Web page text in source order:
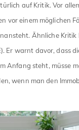
auf Kritik. Vor
vor einem möglichen
Ähnliche Kritik
Er warnt davor, dass
Anfang steht, müsse
wenn man den